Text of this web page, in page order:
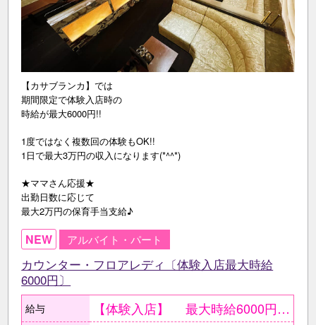
【カサブランカ】では
期間限定で体験入店時の
時給が最大6000円!!
1度ではなく複数回の体験もOK!!
1日で最大3万円の収入になります(*^^*)
★ママさん応援★
出勤日数に応じて
最大2万円の保育手当支給♪
NEW アルバイト・パート
カウンター・フロアレディ〔体験入店最大時給
6000円〕
給与 【体験入店】 最大時給6000円〔期間限定〕 ●当日現金で全額支給。 ○体験入店は一度ではなく複数回OK。 【在籍後】 時給2500円～3000円＋ 各種高額バック有 ●同伴・指名バック100％、 ボトルキープバック30％、 その他月〆賞与有 《完全歩合制度》 時給や高額バックに加え、 完全歩合制も導入しています◎ 選択制を採用しているため､ ｢自分の力でどんどん稼ぎたい｣と 考えている方には最適なシステムです！ 【月収例】 ≪会社上がりに働くAさん/会社員≫ 時給2500円×1日3h×週2～3日〔月8日〕 ＝月収6万円+各種バック ≪しっかり稼ぎたいBさん/フリーター≫ 時給2500円×1日5h×週5日〔月20日〕 ＝月収25万円+各種バック